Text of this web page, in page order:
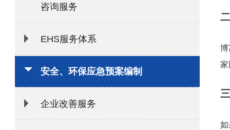
咨询服务
EHS服务体系
安全、环保应急预案编制
企业改善服务